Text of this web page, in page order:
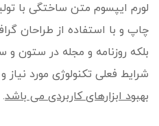
لورم ایپسوم متن ساختگی با
چاپ و با استفاده از طراحان
بلکه روزنامه و مجله در ستون
شرایط فعلی تکنولوژی مورد نیاز
بهبود ابزارهای کاربردی می باشد.